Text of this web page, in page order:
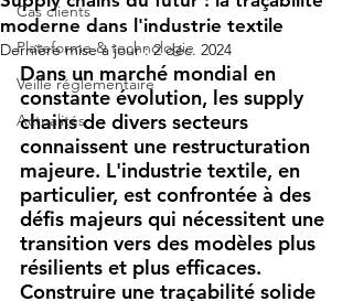
Cas clients
Plateforme & technologie
Veille réglementaire
Actualités
moderne dans l'industrie textile
Dernière mise à jour :2 déc. 2024
Dans un marché mondial en
constante évolution, les supply
chains de divers secteurs
connaissent une restructuration
majeure. L'industrie textile, en
particulier, est confrontée à des
défis majeurs qui nécessitent une
transition vers des modèles plus
résilients et plus efficaces.
Construire une traçabilité solide